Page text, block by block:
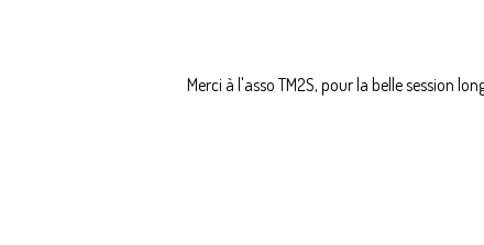
Merci à l'asso TM2S, pour la belle session